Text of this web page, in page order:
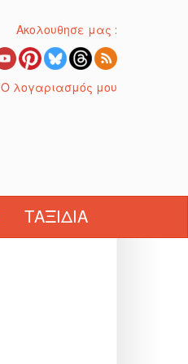
Ακολουθησε μας :
Ο λογαριασμός μου
ΤΑΞΊΔΙΑ